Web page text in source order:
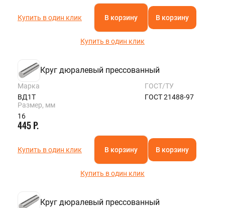
Купить в один клик В корзину В корзину
Купить в один клик
Круг дюралевый прессованный
Марка
ВД1Т
ГОСТ/ТУ
ГОСТ 21488-97
Размер, мм
16
445 Р.
Купить в один клик В корзину В корзину
Купить в один клик
Круг дюралевый прессованный